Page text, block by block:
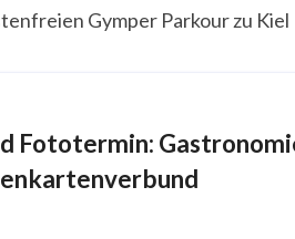
Gymper Parkour zu Kiel
Fototermin: